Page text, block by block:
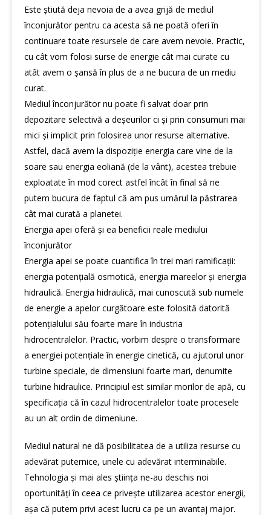
Este știută deja nevoia de a avea grijă de mediul
înconjurător pentru ca acesta să ne poată oferi în
continuare toate resursele de care avem nevoie. Practic,
cu cât vom folosi surse de energie cât mai curate cu
atât avem o șansă în plus de a ne bucura de un mediu
curat.
Mediul înconjurător nu poate fi salvat doar prin
depozitare selectivă a deșeurilor ci și prin consumuri mai
mici și implicit prin folosirea unor resurse alternative.
Astfel, dacă avem la dispoziție energia care vine de la
soare sau energia eoliană (de la vânt), acestea trebuie
exploatate în mod corect astfel încât în final să ne
putem bucura de faptul că am pus umărul la păstrarea
cât mai curată a planetei.
Energia apei oferă și ea beneficii reale mediului
înconjurător
Energia apei se poate cuantifica în trei mari ramificații:
energia potențială osmotică, energia mareelor și energia
hidraulică. Energia hidraulică, mai cunoscută sub numele
de energie a apelor curgătoare este folosită datorită
potențialului său foarte mare în industria
hidrocentralelor. Practic, vorbim despre o transformare
a energiei potențiale în energie cinetică, cu ajutorul unor
turbine speciale, de dimensiuni foarte mari, denumite
turbine hidraulice. Principiul est similar morilor de apă, cu
specificația că în cazul hidrocentralelor toate procesele
au un alt ordin de dimeniune.
Mediul natural ne dă posibilitatea de a utiliza resurse cu
adevărat puternice, unele cu adevărat interminabile.
Tehnologia și mai ales știința ne-au deschis noi
oportunități în ceea ce privește utilizarea acestor energii,
așa că putem privi acest lucru ca pe un avantaj major.